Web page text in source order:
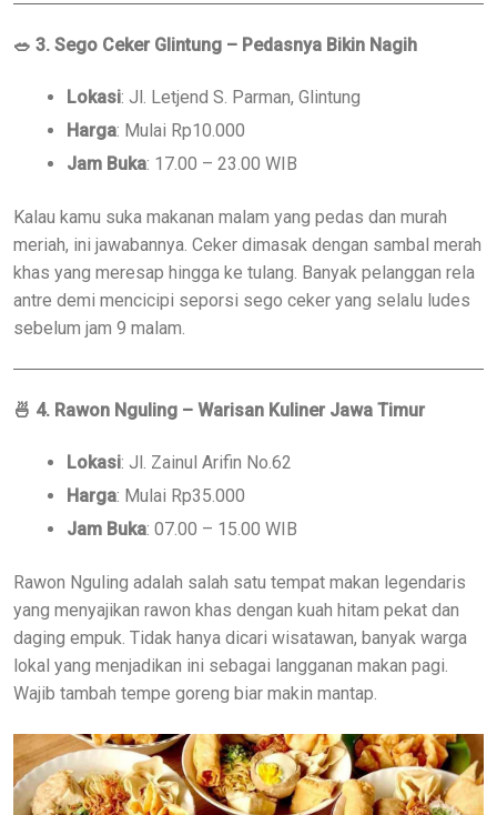
🥗 3. Sego Ceker Glintung – Pedasnya Bikin Nagih
Lokasi: Jl. Letjend S. Parman, Glintung
Harga: Mulai Rp10.000
Jam Buka: 17.00 – 23.00 WIB
Kalau kamu suka makanan malam yang pedas dan murah
meriah, ini jawabannya. Ceker dimasak dengan sambal merah
khas yang meresap hingga ke tulang. Banyak pelanggan rela
antre demi mencicipi seporsi sego ceker yang selalu ludes
sebelum jam 9 malam.
🍜 4. Rawon Nguling – Warisan Kuliner Jawa Timur
Lokasi: Jl. Zainul Arifin No.62
Harga: Mulai Rp35.000
Jam Buka: 07.00 – 15.00 WIB
Rawon Nguling adalah salah satu tempat makan legendaris
yang menyajikan rawon khas dengan kuah hitam pekat dan
daging empuk. Tidak hanya dicari wisatawan, banyak warga
lokal yang menjadikan ini sebagai langganan makan pagi.
Wajib tambah tempe goreng biar makin mantap.